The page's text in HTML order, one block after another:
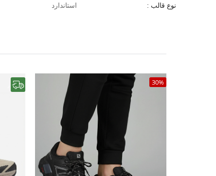
نوع قالب : استاندارد
30%